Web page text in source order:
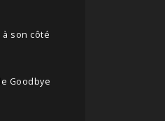
à son côté
Goodbye